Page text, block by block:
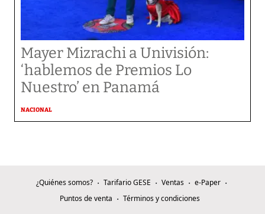
Mayer Mizrachi a Univisión:
‘hablemos de Premios Lo
Nuestro’ en Panamá
NACIONAL
¿Quiénes somos? Tarifario GESE Ventas
e-Paper
Puntos de venta
Términos y condiciones